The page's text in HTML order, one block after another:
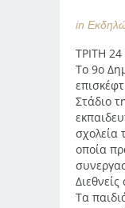
in
ΤΡΙΤΗ
Το 9ο
Στάδιο
σχολεία
οποία
Τα